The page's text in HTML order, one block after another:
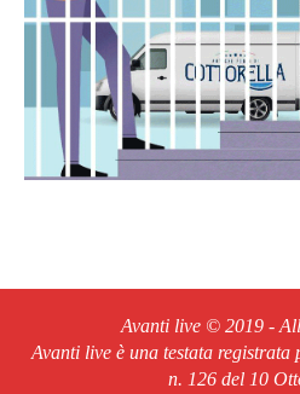
Avanti live © 2019 -
Avanti live è una testata registrata
n. 126 del 10